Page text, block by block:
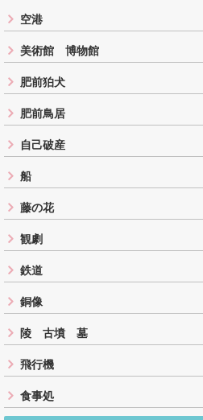
空港
美術館 博物館
肥前狛犬
肥前鳥居
自己破産
船
藤の花
観劇
鉄道
銅像
陵 古墳 墓
飛行機
食事処